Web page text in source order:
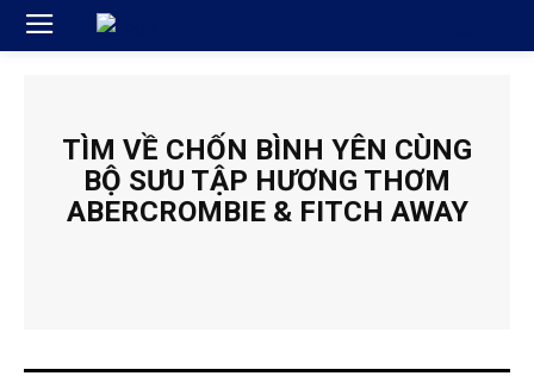
TÌM VỀ CHỐN BÌNH YÊN CÙNG
BỘ SƯU TẬP HƯƠNG THƠM
ABERCROMBIE & FITCH AWAY